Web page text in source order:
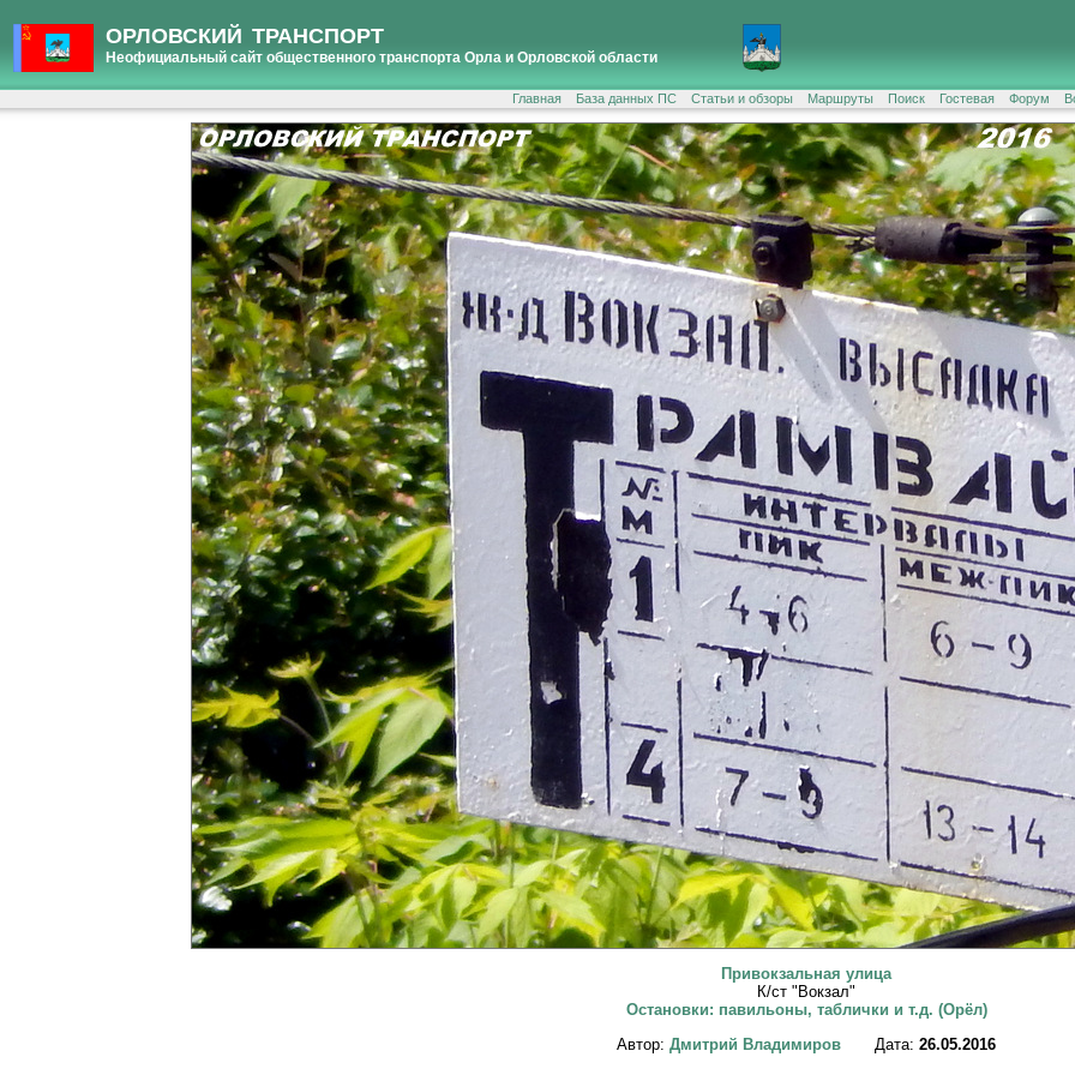
ОРЛОВСКИЙ ТРАНСПОРТ
Неофициальный сайт общественного транспорта Орла и Орловской области
Главная База данных ПС Статьи и обзоры Маршруты Поиск Гостевая Форум
Привокзальная улица
К/ст "Вокзал"
Остановки: павильоны, таблички и т.д. (Орёл)
Автор: Дмитрий Владимиров Дата: 26.05.2016